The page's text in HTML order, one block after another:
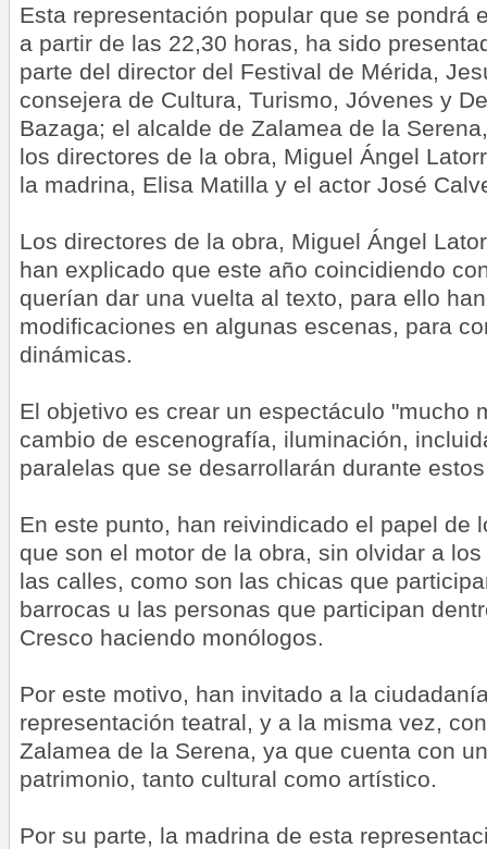
Esta representación popular que se pondrá
a partir de las 22,30 horas, ha sido
parte del director del Festival de Mérida,
consejera de Cultura, Turismo, Jóvenes y
Bazaga; el alcalde de Zalamea de la
los directores de la obra, Miguel Ángel
la madrina, Elisa Matilla y el actor José
Los directores de la obra, Miguel Ángel
han explicado que este año coincidiendo
querían dar una vuelta al texto, para ello
modificaciones en algunas escenas, para
dinámicas.
El objetivo es crear un espectáculo "mucho
cambio de escenografía, iluminación,
paralelas que se desarrollarán durante
En este punto, han reivindicado el papel de
que son el motor de la obra, sin olvidar a
las calles, como son las chicas que
barrocas u las personas que participan
Cresco haciendo monólogos.
Por este motivo, han invitado a la
representación teatral, y a la misma vez,
Zalamea de la Serena, ya que cuenta con
patrimonio, tanto cultural como artístico.
Por su parte, la madrina de esta